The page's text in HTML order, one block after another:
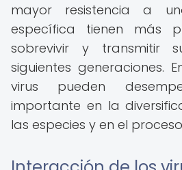
mayor resistencia a
específica tienen más
sobrevivir y transmitir
siguientes generaciones.
virus pueden
importante en la
las especies y en el